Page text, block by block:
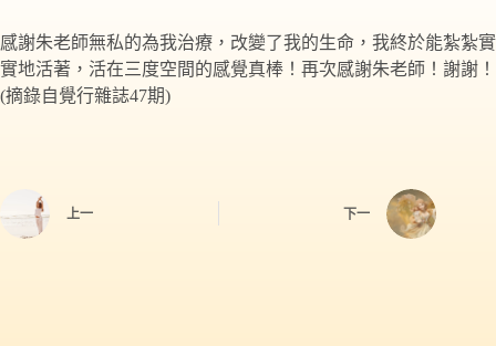
感謝朱老師無私的為我治療，改變了我的生命，我終於能紮紮實
實地活著，活在三度空間的感覺真棒！再次感謝朱老師！謝謝！
(摘錄自覺行雜誌47期)
上一 下一